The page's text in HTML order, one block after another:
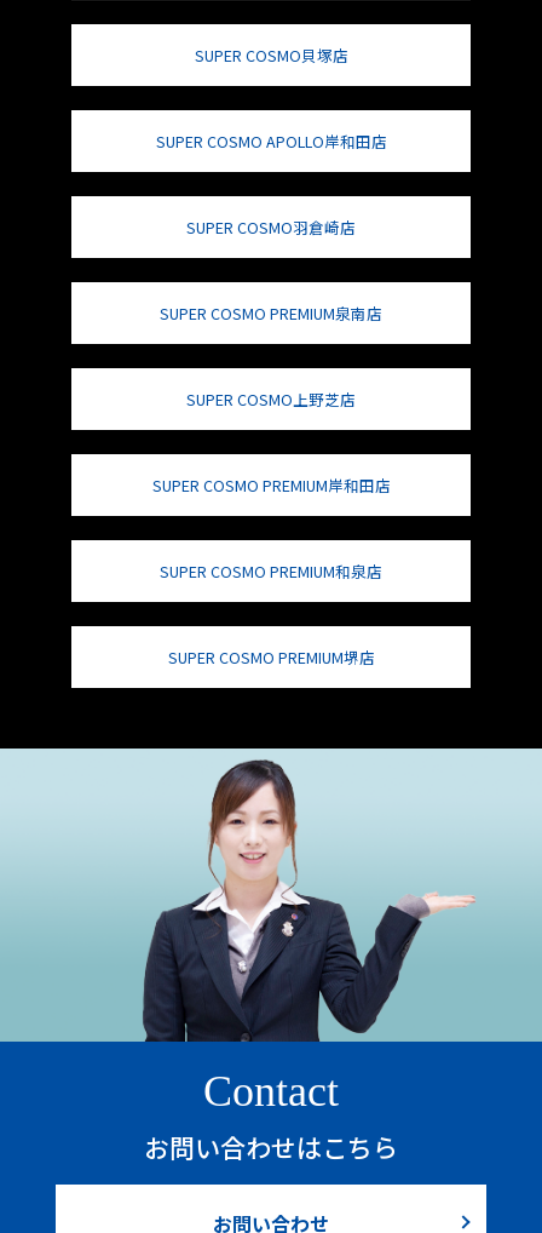
SUPER COSMO貝塚店
SUPER COSMO APOLLO岸和田店
SUPER COSMO羽倉崎店
SUPER COSMO PREMIUM泉南店
SUPER COSMO上野芝店
SUPER COSMO PREMIUM岸和田店
SUPER COSMO PREMIUM和泉店
SUPER COSMO PREMIUM堺店
Contact
お問い合わせはこちら
お問い合わせ